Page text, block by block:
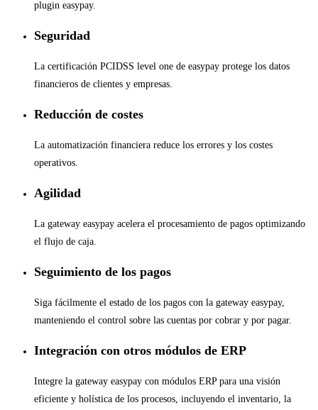
plugin easypay.
Seguridad
La certificación PCIDSS level one de easypay protege los datos
financieros de clientes y empresas.
Reducción de costes
La automatización financiera reduce los errores y los costes
operativos.
Agilidad
La gateway easypay acelera el procesamiento de pagos optimizando
el flujo de caja.
Seguimiento de los pagos
Siga fácilmente el estado de los pagos con la gateway easypay,
manteniendo el control sobre las cuentas por cobrar y por pagar.
Integración con otros módulos de ERP
Integre la gateway easypay con módulos ERP para una visión
eficiente y holística de los procesos, incluyendo el inventario, la